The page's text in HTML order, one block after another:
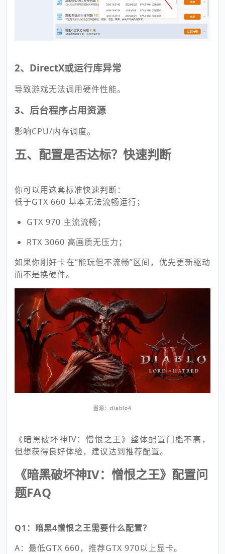
2、DirectX或运行库异常
导致游戏无法调用硬件性能。
3、后台程序占用资源
影响CPU/内存调度。
五、配置是否达标？快速判断
你可以用这套标准快速判断：
低于GTX 660 基本无法流畅运行；
GTX 970 主流流畅；
RTX 3060 高画质无压力；
如果你刚好卡在“能玩但不流畅”区间，优先更新驱动
而不是换硬件。
图源：diablo4
《暗黑破坏神IV：憎恨之王》整体配置门槛不高，
但想获得良好体验，建议达到推荐配置。
《暗黑破坏神IV：憎恨之王》配置问
题FAQ
Q1：暗黑4憎恨之王需要什么配置？
A：最低GTX 660，推荐GTX 970以上显卡。